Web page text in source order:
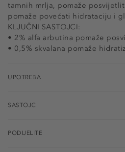
tamnih mrlja, pomaže
pomaže povećati hidrataciju i
KLJUČNI SASTOJCI:
• 2% alfa arbutina pomaže
• 0,5% skvalana pomaže
UPOTREBA
SASTOJCI
PODIJELITE